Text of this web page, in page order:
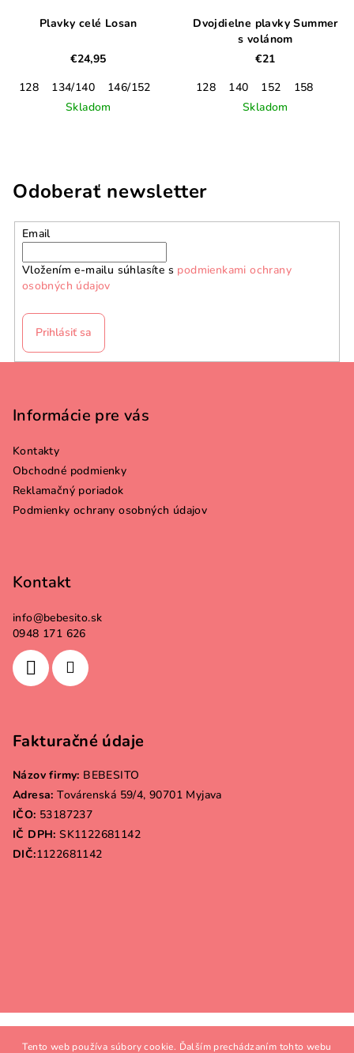
Tento web používa súbory cookie. Ďalším prechádzaním tohto webu
Plavky celé Losan
€24,95
128
134/140 146/152 158/164
170
Skladom
Dvojdielne plavky Summer
s volánom
€21
128
140 152
158
Skladom
Odoberať newsletter
Email
Vložením e-mailu súhlasíte s podmienkami ochrany
osobných údajov
Prihlásiť sa
Informácie pre vás
Kontakty
Obchodné podmienky
Reklamačný poriadok
Podmienky ochrany osobných údajov
Kontakt
info@bebesito.sk
0948 171 626
Fakturačné údaje
Názov firmy: BEBESITO
Adresa: Továrenská 59/4, 90701 Myjava
IČO: 53187237
IČ DPH: SK1122681142
DIČ:1122681142
Copyright 2026Bebesito.sk. Všetky práva vyhradené.